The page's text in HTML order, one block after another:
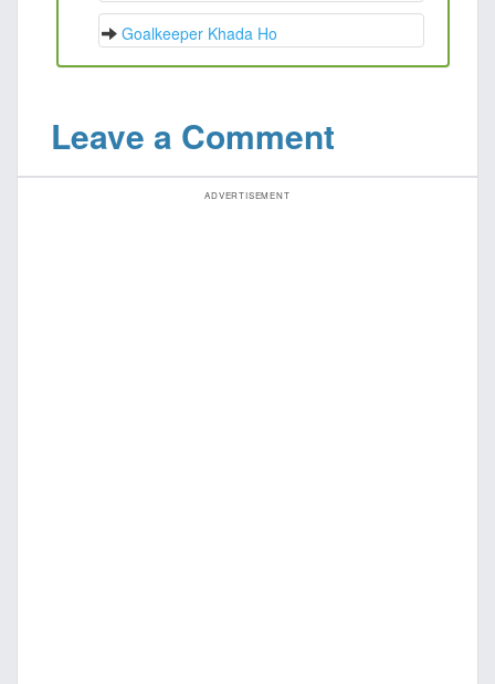
Goalkeeper Khada Ho
Leave a Comment
ADVERTISEMENT